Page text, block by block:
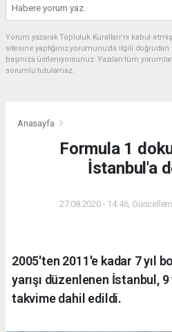
Yorum yazarak Topluluk Kuralları’nı kabul
sitesine yaptığınız yorumunuzla ilgili
başınıza üstleniyorsunuz. Yazılan tüm
sorumlu tutulamaz.
Anasayfa
Formula 1
İstanbul'a
27.08.2020 - 14:46,
2005'ten 2011'e kadar 7 yıl
yarışı düzenlenen İstanbul,
takvime dahil edildi.